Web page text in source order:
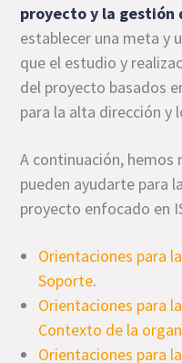
proyecto y la gestión
establecer una meta y
que el estudio y
del proyecto basados
para la alta dirección y
A continuación, hemos
pueden ayudarte para
proyecto enfocado en
Orientaciones para
Soporte.
Orientaciones para
Contexto de la
Orientaciones para